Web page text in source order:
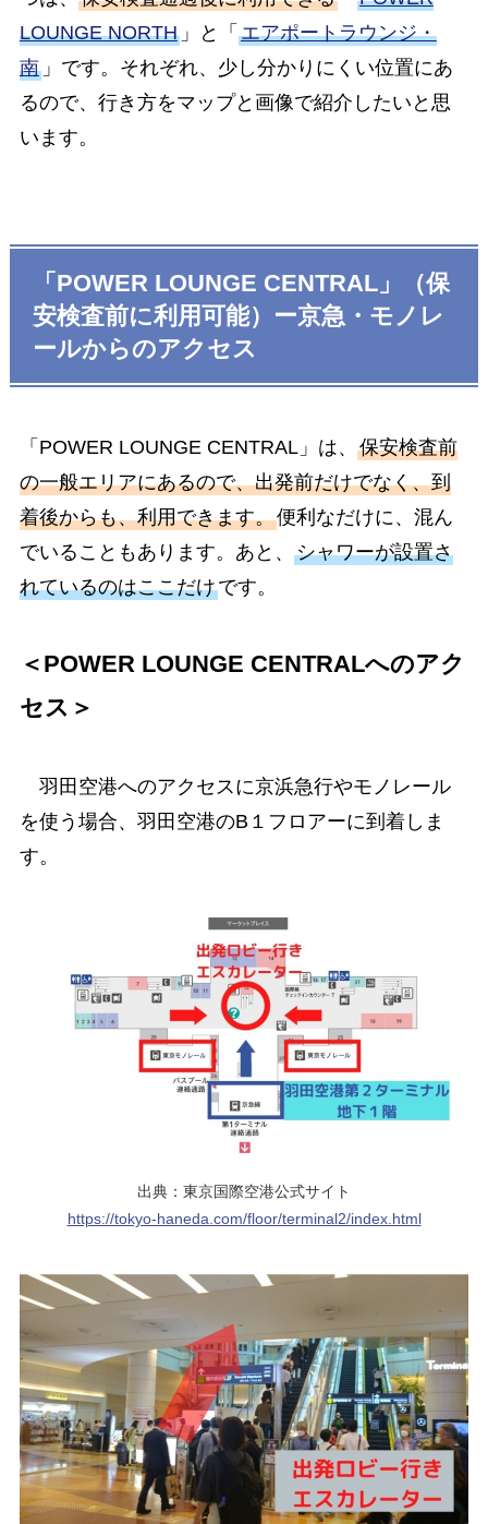
LOUNGE NORTH」と「 エアポートラウンジ・
南」です。それぞれ、少し分かりにくい位置にあ
るので、行き方をマップと画像で紹介したいと思
います。
「POWER LOUNGE CENTRAL」（保
安検査前に利用可能）ー京急・モノレ
ールからのアクセス
「POWER LOUNGE CENTRAL」は、 保安検査前
の一般エリアにあるので、出発前だけでなく、到
着後からも、利用できます。便利なだけに、混ん
でいることもあります。あと、 シャワーが設置さ
れているのはここだけです。
＜POWER LOUNGE CENTRALへのアク
セス＞
羽田空港へのアクセスに京浜急行やモノレール
を使う場合、羽田空港のB１フロアーに到着しま
す。
出典：東京国際空港公式サイト
https://tokyo-haneda.com/floor/terminal2/index.html